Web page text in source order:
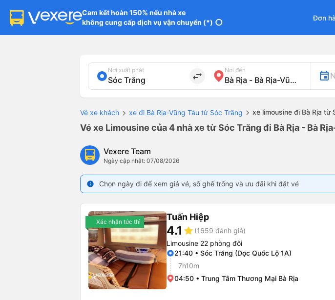
Cam kết hoàn 150% nếu nhà xe
không cung cấp dịch vụ vận chuyển (*) info
Đơn
Nơi xuất phát
import_export
Nơi đến
Vé xe khách xe đi Bà Rịa-Vũng Tàu từ Sóc Trăng xe limousine đi Bà Rịa từ
Vé xe Limousine của 4 nhà xe từ Sóc Trăng đi Bà Rịa - Bà
Vexere Team
Ngày cập nhật: 07/08/2026
info Chọn ngày đi để xem giá vé, số ghế trống và ưu đãi khi đặt vé
Xác nhận tức thì Tuấn Hiệp
4.1 star (1659 đánh giá)
Limousine 22 phòng đôi
21:40 • Sóc Trăng (Dọc Quốc Lộ 1A)
7h10m
04:50 • Trung Tâm Thương Mại Bà Rịa